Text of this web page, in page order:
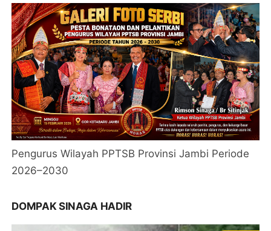
Pengurus Wilayah PPTSB Provinsi Jambi Periode
2026–2030
DOMPAK SINAGA HADIR